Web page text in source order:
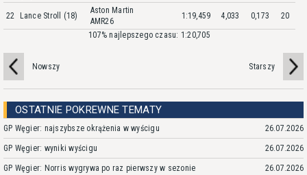
22 Lance Stroll (18)
Aston Martin
AMR26
1:19,459 4,033 0,173
20
107% najlepszego czasu: 1:20,705
Nowszy Starszy
OSTATNIE POKREWNE TEMATY
GP Węgier: najszybsze okrążenia w wyścigu 26.07.2026
GP Węgier: wyniki wyścigu 26.07.2026
GP Węgier: Norris wygrywa po raz pierwszy w sezonie 26.07.2026